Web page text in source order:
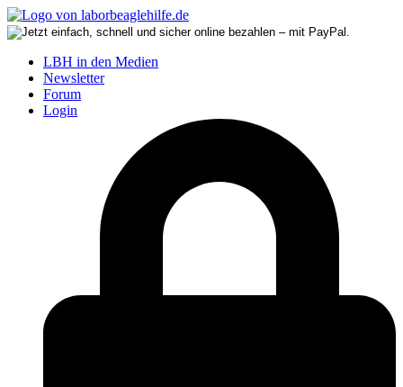
LBH in den Medien
Newsletter
Forum
Login